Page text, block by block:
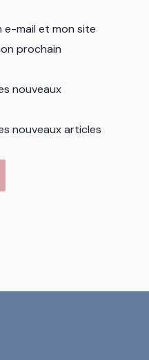
e-mail et mon site
prochain
nouveaux
nouveaux articles